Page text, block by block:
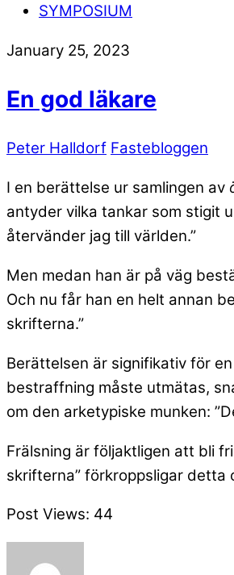
SYMPOSIUM
January 25, 2023
En god läkare
Peter Halldorf Fastebloggen
I en berättelse ur samlingen av
antyder vilka tankar som stigit
återvänder jag till världen.”
Men medan han är på väg
Och nu får han en helt annan
skrifterna.”
Berättelsen är signifikativ för
bestraffning måste utmätas,
om den arketypiske munken:
Frälsning är följaktligen att bli
skrifterna” förkroppsligar detta
Post Views: 44